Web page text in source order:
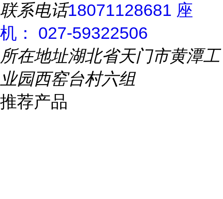
联系电话18071128681 座
机： 027-59322506
所在地址湖北省天门市黄潭工
业园西窑台村六组
推荐产品